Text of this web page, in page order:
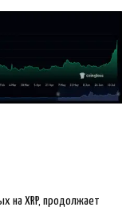
на XRP, продолжает